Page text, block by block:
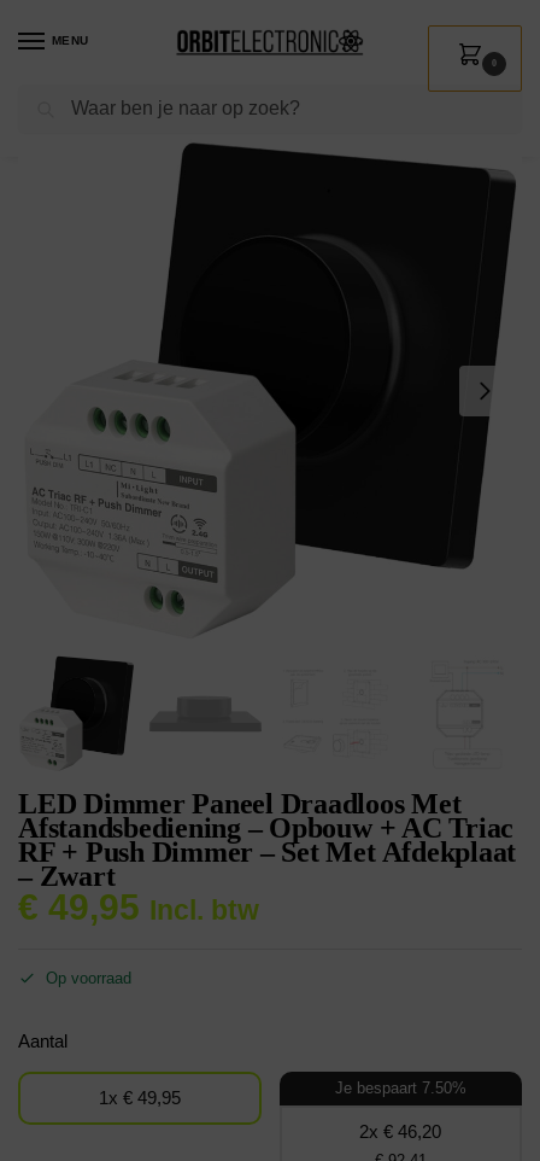
MENU
Zoeken
0
Shop / Verlichting / Verlichtingsonderdelen
LED Dimmer Paneel Draadloos Met
Afstandsbediening – Opbouw + AC Triac
RF + Push Dimmer – Set Met Afdekplaat
– Zwart
€ 49,95 Incl. btw
Op voorraad
Aantal
1x € 49,95 Je bespaart 7.50%
2x € 46,20